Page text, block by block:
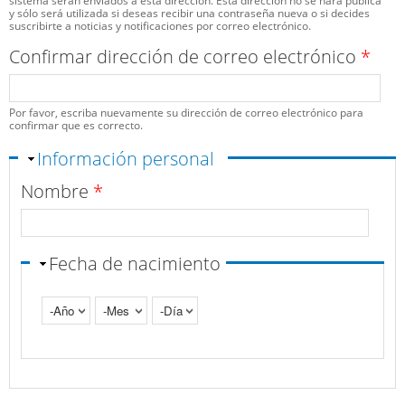
y sólo será utilizada si deseas recibir una contraseña nueva o si decides
suscribirte a noticias y notificaciones por correo electrónico.
Confirmar dirección de correo electrónico *
Por favor, escriba nuevamente su dirección de correo electrónico para
confirmar que es correcto.
Ocultar
Información personal
Nombre *
Fecha de nacimiento
Año
Mes Día